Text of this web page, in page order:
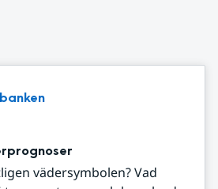
vädersymbolen? Vad